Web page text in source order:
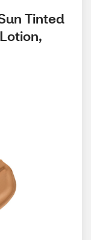
Tinted